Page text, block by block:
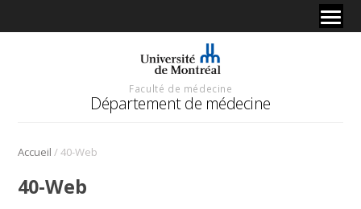
Faculté de médecine
Département de médecine
Accueil /40-Web
40-Web